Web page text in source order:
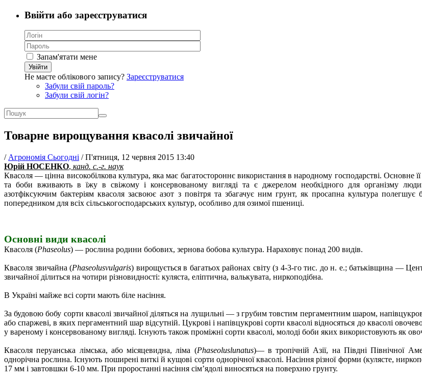
Ввійти або зареєструватися
Запам'ятати мене
Увійти
Не маєте облікового запису? Зареєструватися
Забули свій пароль?
Забули свій логін?
Товарне вирощування квасолі звичайної
/ Агрономія Сьогодні /П'ятниця, 12 червня 2015 13:40
Юрій НОСЕНКО, канд. с.-г. наук
Квасоля — цінна високобілкова культура, яка має багатостороннє використання в народному господарстві. Основне
та боби вживають в їжу в свіжому і консервованому вигляді та є джерелом необхідного для організму
азотфіксуючим бактеріям квасоля засвоює азот з повітря та збагачує ним грунт, як просапна культура полегшує
попередником для всіх сільськогосподарських культур, особливо для озимої пшениці.
Основні види квасолі
Квасоля (Рhaseolus) — рослина родини бобових, зернова бобова культура. Нараховує понад 200 видів.
Квасоля звичайна (Рhaseolus­vulgaris) вирощується в багатьох районах світу (з 4-3-го тис. до н. е.; батьківщина —
звичайної ділиться на чотири різновидності: куляста, еліптична, валькувата, ниркоподібна.
В Україні майже всі сорти мають біле насіння.
За будовою бобу сорти квасолі звичайної діляться на лущильні — з грубим товстим пергаментним шаром,
або спаржеві, в яких пергаментний шар відсутній. Цукрові і напівцукрові сорти квасолі відносяться до квасолі
у вареному і консервованому вигляді. Існують також проміжні сорти квасолі, молоді боби яких використовують як
Квасоля перуанська лімська, або місяцевидна, ліма (Рhaseoluslunatus)— в тропічній Азії, на Півдні Північної
однорічна рослина. Існують поширені виткі й кущові сорти однорічної квасолі. Насіння різної форми (кулясте,
17 мм і завтовшки 6-10 мм. При проростанні насіння сім’ядолі виносяться на поверхню грунту.